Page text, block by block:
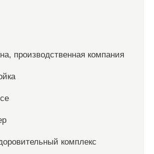
производственная компания
комплекс